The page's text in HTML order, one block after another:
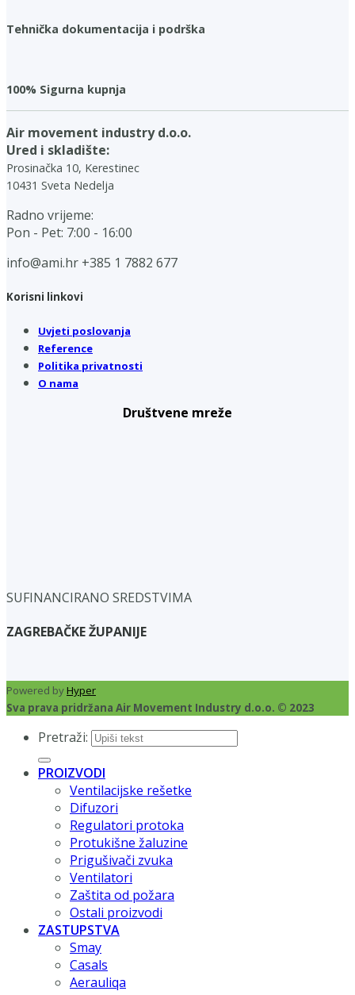
Tehnička dokumentacija i podrška
100% Sigurna kupnja
Air movement industry d.o.o.
Ured i skladište:
Prosinačka 10, Kerestinec
10431 Sveta Nedelja
Radno vrijeme:
Pon - Pet: 7:00 - 16:00
info@ami.hr +385 1 7882 677
Korisni linkovi
Uvjeti poslovanja
Reference
Politika privatnosti
O nama
Društvene mreže
SUFINANCIRANO SREDSTVIMA
ZAGREBAČKE ŽUPANIJE
Powered byHyper
Sva prava pridržana Air Movement Industry d.o.o. © 2023
Pretraži:
PROIZVODI
Ventilacijske rešetke
Difuzori
Regulatori protoka
Protukišne žaluzine
Prigušivači zvuka
Ventilatori
Zaštita od požara
Ostali proizvodi
ZASTUPSTVA
Smay
Casals
Aerauliqa